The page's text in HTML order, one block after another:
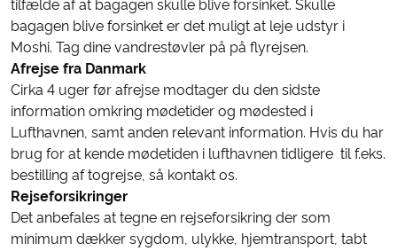
tilfælde af at bagagen skulle blive forsinket. Skulle
bagagen blive forsinket er det muligt at leje udstyr i
Moshi. Tag dine vandrestøvler på på flyrejsen.
Afrejse fra Danmark
Cirka 4 uger før afrejse modtager du den sidste
information omkring mødetider og mødested i
Lufthavnen, samt anden relevant information. Hvis du har
brug for at kende mødetiden i lufthavnen tidligere til f.eks.
bestilling af togrejse, så kontakt os.
Rejseforsikringer
Det anbefales at tegne en rejseforsikring der som
minimum dækker sygdom, ulykke, hjemtransport, tabt